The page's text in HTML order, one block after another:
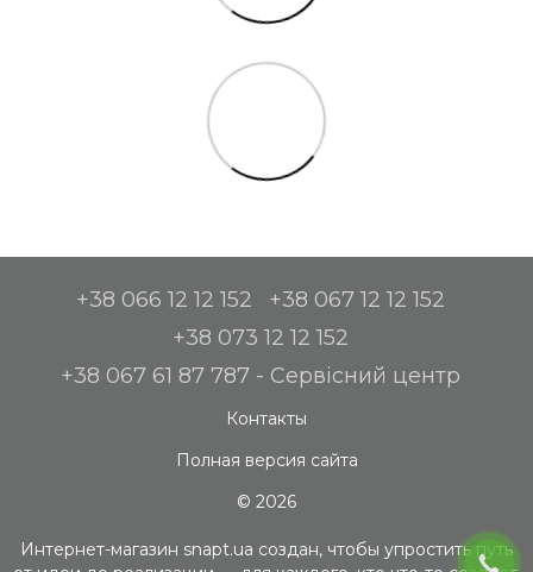
+38 066 12 12 152
+38 067 12 12 152
+38 073 12 12 152
+38 067 61 87 787 - Сервісний центр
Контакты
Полная версия сайта
© 2026
Интернет-магазин snapt.ua создан, чтобы упростить путь